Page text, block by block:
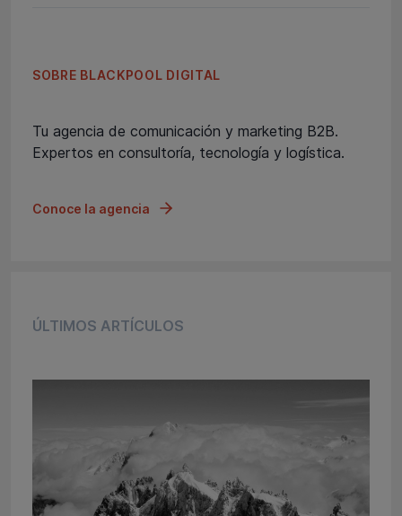
SOBRE BLACKPOOL DIGITAL
Tu agencia de comunicación y marketing B2B.
Expertos en consultoría, tecnología y logística.
Conoce la agencia
ÚLTIMOS ARTÍCULOS